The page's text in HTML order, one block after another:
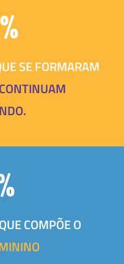
SE FORMARAM
CONTINUAM
COMPÕE O